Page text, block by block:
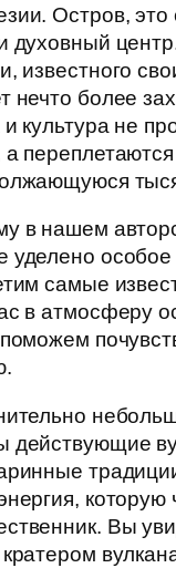
Остров, это
духовный
известного
нечто более
культура не
в нашем
уделено
самые
в атмосферу
действующие
которую
Вы